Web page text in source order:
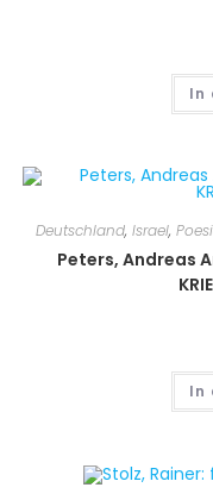
In
Deutschland, Israel,
Peters, Andreas
In